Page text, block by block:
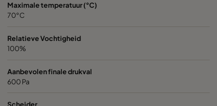
Maximale temperatuur (°C)
70°C
Relatieve Vochtigheid
100%
Aanbevolen finale drukval
600 Pa
Scheider